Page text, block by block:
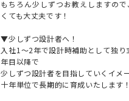
もちろん少しずつお教えしますの
くても大丈夫です！
▼少しずつ設計者へ！
入社1～2年で設計時補助として独り
年目以降で
少しずつ設計者を目指していくイメー
十年単位で長期的に育成いたします！